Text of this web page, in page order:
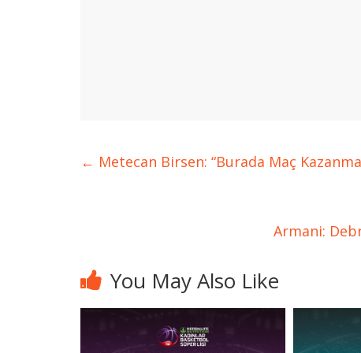
← Metecan Birsen: “Burada Maç
Armani:
You May Also Like